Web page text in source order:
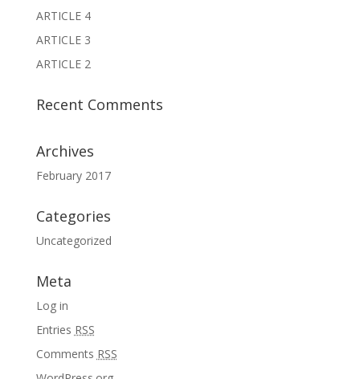
ARTICLE 4
ARTICLE 3
ARTICLE 2
Recent Comments
Archives
February 2017
Categories
Uncategorized
Meta
Log in
Entries RSS
Comments RSS